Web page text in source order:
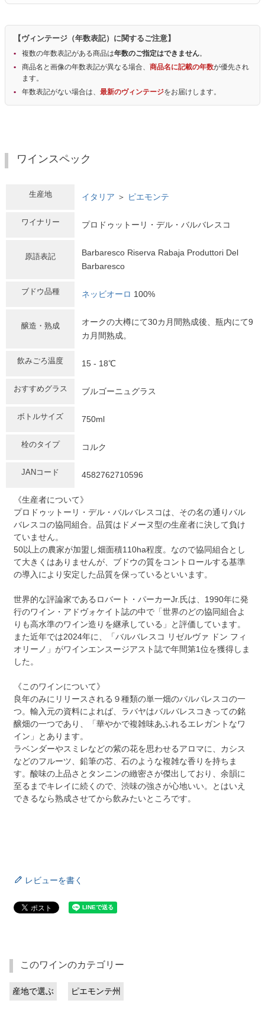
【ヴィンテージ（年数表記）に関するご注意】
複数の年数表記がある商品は年数のご指定はできません。
商品名と画像の年数表記が異なる場合、 商品名に記載の年数が優先され
ます。
年数表記がない場合は、 最新のヴィンテージをお届けします。
ワインスペック
生産地 イタリア ＞ ピエモンテ
ワイナリー プロドゥットーリ・デル・バルバレスコ
原語表記
Barbaresco Riserva Rabaja Produttori Del
Barbaresco
ブドウ品種 ネッビオーロ 100%
醸造・熟成
オークの大樽にて30カ月間熟成後、瓶内にて9
カ月間熟成。
飲みごろ温度 15 - 18℃
おすすめグラス ブルゴーニュグラス
ボトルサイズ 750ml
栓のタイプ コルク
JANコード 4582762710596
《生産者について》
プロドゥットーリ・デル・バルバレスコは、その名の通りバル
バレスコの協同組合。品質はドメーヌ型の生産者に決して負け
ていません。
50以上の農家が加盟し畑面積110ha程度。なので協同組合とし
て大きくはありませんが、ブドウの質をコントロールする基準
の導入により安定した品質を保っているといいます。
世界的な評論家であるロバート・パーカーJr.氏は、1990年に発
行のワイン・アドヴォケイト誌の中で「世界のどの協同組合よ
りも高水準のワイン造りを継承している」と評価しています。
また近年では2024年に、「バルバレスコ リゼルヴァ ドン フィ
オリーノ」がワインエンスージアスト誌で年間第1位を獲得しま
した。
《このワインについて》
良年のみにリリースされる９種類の単一畑のバルバレスコの一
つ。輸入元の資料によれば、ラバヤはバルバレスコきっての銘
醸畑の一つであり、「華やかで複雑味あふれるエレガントなワ
イン」とあります。
ラベンダーやスミレなどの紫の花を思わせるアロマに、カシス
などのフルーツ、鉛筆の芯、石のような複雑な香りを持ちま
す。酸味の上品さとタンニンの緻密さが傑出しており、余韻に
至るまでキレイに続くので、渋味の強さが心地いい。とはいえ
できるなら熟成させてから飲みたいところです。
レビューを書く
このワインのカテゴリー
産地で選ぶ ピエモンテ州